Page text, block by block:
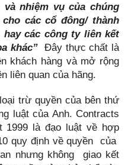
nhiệm vụ của chúng
các cổ đông/ thành
các công ty liên kết
khác”Đây thực chất là
khách hàng và mở rộng
liên quan của hãng.
trừ quyền của bên thứ
luật của Anh. Contracts
1999 là đạo luật về hợp
quy định về quyền của
nhưng không giao kết